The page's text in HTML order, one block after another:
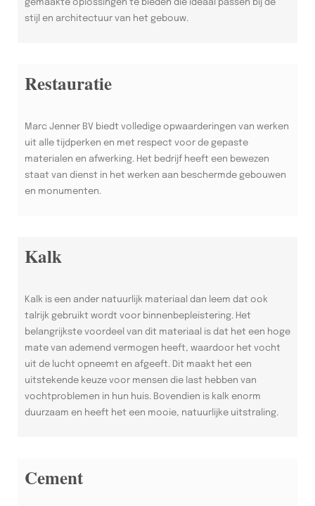
gemaakte oplossingen te bieden die ideaal passen bij de
stijl en architectuur van het gebouw.
Restauratie
Marc Jenner BV biedt volledige opwaarderingen van werken
uit alle tijdperken en met respect voor de gepaste
materialen en afwerking. Het bedrijf heeft een bewezen
staat van dienst in het werken aan beschermde gebouwen
en monumenten.
Kalk
Kalk is een ander natuurlijk materiaal dan leem dat ook
talrijk gebruikt wordt voor binnenbepleistering. Het
belangrijkste voordeel van dit materiaal is dat het een hoge
mate van ademend vermogen heeft, waardoor het vocht
uit de lucht opneemt en afgeeft. Dit maakt het een
uitstekende keuze voor mensen die last hebben van
vochtproblemen in hun huis. Bovendien is kalk enorm
duurzaam en heeft het een mooie, natuurlijke uitstraling.
Cement